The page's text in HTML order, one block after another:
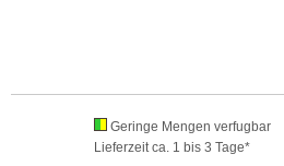
Geringe Mengen verfugbar
Lieferzeit ca. 1 bis 3 Tage*